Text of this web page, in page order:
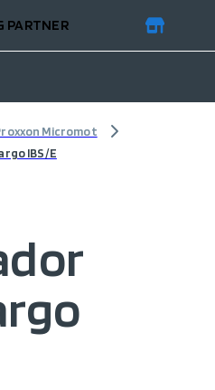
PARTNER
Micromot
IBS/E